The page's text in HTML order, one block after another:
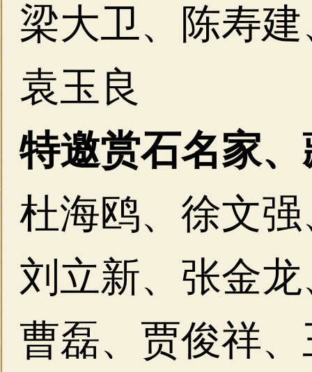
梁大卫、陈寿
袁玉良
特邀赏石名家
杜海鸥、徐文
刘立新、张金
曹磊、贾俊祥